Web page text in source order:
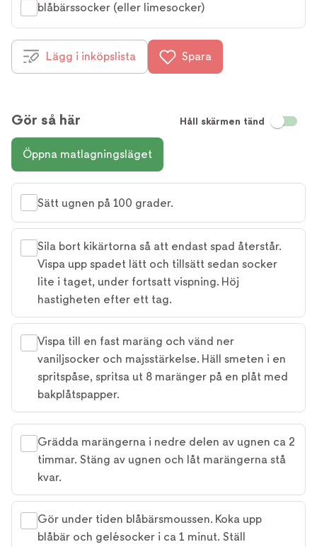
blåbärssocker (eller limesocker)
Lägg i inköpslista Spara
Gör så här Håll skärmen tänd
Öppna matlagningsläget
Sätt ugnen på 100 grader.
Sila bort kikärtorna så att endast spad återstår.
Vispa upp spadet lätt och tillsätt sedan socker
lite i taget, under fortsatt vispning. Höj
hastigheten efter ett tag.
Vispa till en fast maräng och vänd ner
vaniljsocker och majsstärkelse. Häll smeten i en
spritspåse, spritsa ut 8 maränger på en plåt med
bakplåtspapper.
Grädda marängerna i nedre delen av ugnen ca 2
timmar. Stäng av ugnen och låt marängerna stå
kvar.
Gör under tiden blåbärsmoussen. Koka upp
blåbär och gelésocker i ca 1 minut. Ställ